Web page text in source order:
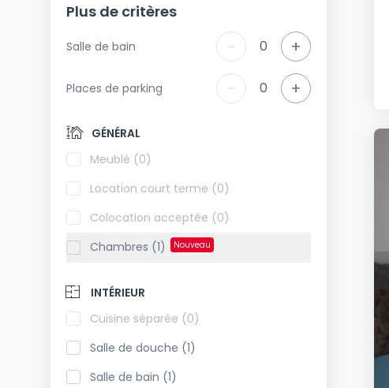
Plus de critères
Salle de bain - 0 +
Places de parking - 0 +
GÉNÉRAL
Meublé (0)
Location court terme (0)
Colocation acceptée (0)
Chambres (1)
Nouveau
INTÉRIEUR
Cuisine séparée (0)
Salle de douche (1)
Salle de bain (1)